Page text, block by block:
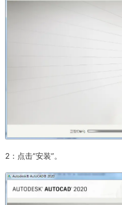
2：点击“安装”。